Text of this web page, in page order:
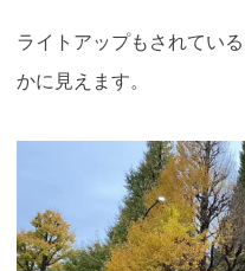
ライトアップもされてい
かに見えます。